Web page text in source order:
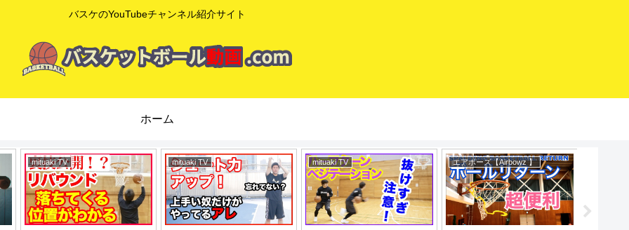
バスケのYouTubeチャンネル紹介サイト
ホーム
mituaki TV mituaki TV mituaki TV エアボーズ【Airbowz 】